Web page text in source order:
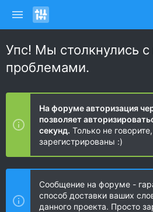
Упс! Мы столкнулись
проблемами.
На форуме авторизация
позволяет
секунд. Только не
зарегистрированы :)
Сообщение на форуме -
способ доставки ваших
данного проекта. Просто